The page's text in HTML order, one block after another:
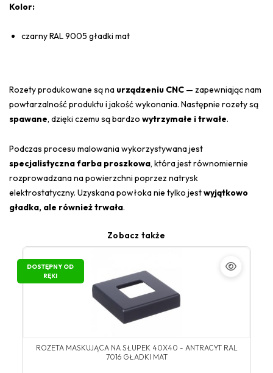
Kolor:
czarny RAL 9005 gładki mat
Rozety produkowane są na urządzeniu CNC — zapewniając nam
powtarzalność produktu i jakość wykonania. Następnie rozety są
spawane, dzięki czemu są bardzo wytrzymałe i trwałe.
Podczas procesu malowania wykorzystywana jest
specjalistyczna farba proszkowa, która jest równomiernie
rozprowadzana na powierzchni poprzez natrysk
elektrostatyczny. Uzyskana powłoka nie tylko jestwyjątkowo
gładka, ale również trwała.
Zobacz także
DOSTĘPNY OD
RĘKI
ROZETA MASKUJĄCA NA SŁUPEK 40X40 - ANTRACYT RAL
7016 GŁADKI MAT